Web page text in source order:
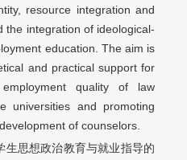
resource integration and
the integration of ideological-
education. The aim is
and practical support for
quality of law
universities and promoting
of counselors.
生思想政治教育与就业指导的